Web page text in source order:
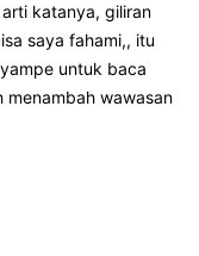
katanya, giliran
saya fahami,, itu
untuk baca
wawasan